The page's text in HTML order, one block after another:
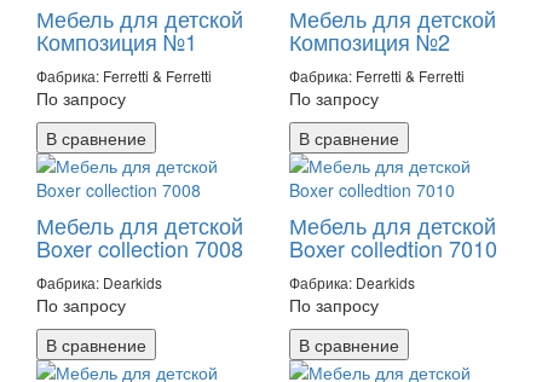
Мебель для детской
Композиция №1
Фабрика: Ferretti & Ferretti
По запросу
В сравнение
Мебель для детской
Композиция №2
Фабрика: Ferretti & Ferretti
По запросу
В сравнение
Мебель для детской
Boxer collection 7008
Фабрика: Dearkids
По запросу
В сравнение
Мебель для детской
Boxer colledtion 7010
Фабрика: Dearkids
По запросу
В сравнение